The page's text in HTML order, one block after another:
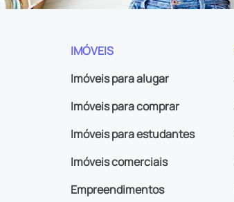
IMÓVEIS
Imóveis para alugar
Imóveis para comprar
Imóveis para estudantes
Imóveis comerciais
Empreendimentos